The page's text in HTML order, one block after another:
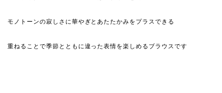
モノトーンの寂しさに華やぎとあたたかみをプラスできる
重ねることで季節とともに違った表情を楽しめるブラウスです